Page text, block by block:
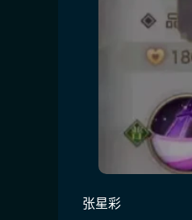
张星彩